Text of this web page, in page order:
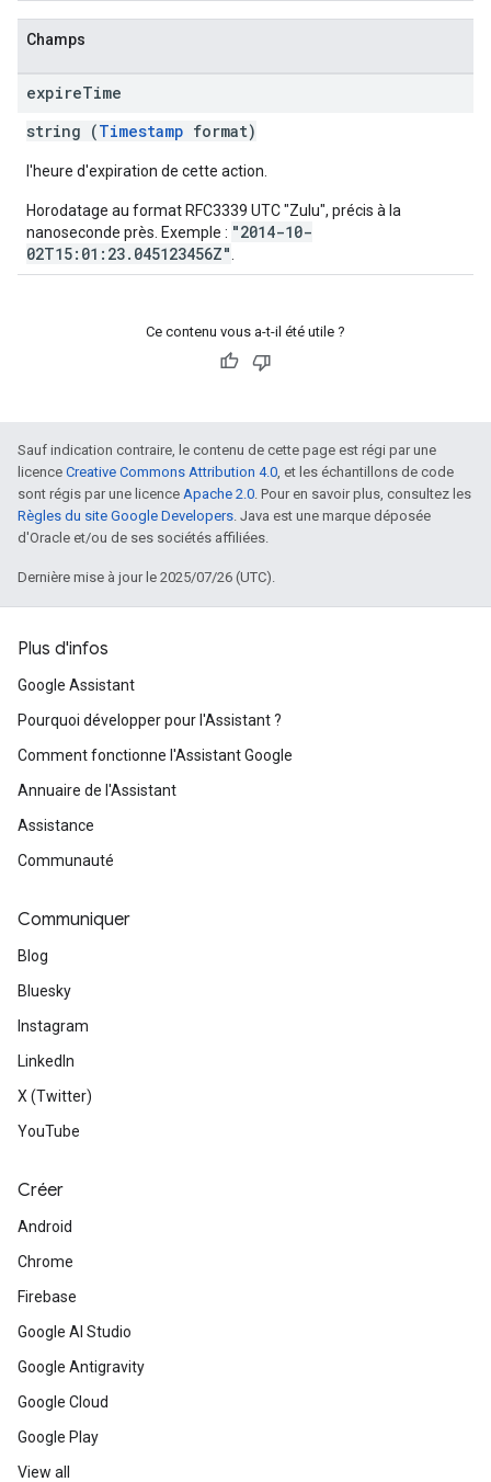
Champs
expireTime
string (Timestamp format)
l'heure d'expiration de cette action.
Horodatage au format RFC3339 UTC "Zulu", précis à la
nanoseconde près. Exemple : "2014-10-
02T15:01:23.045123456Z"
Ce contenu vous a-t-il été utile ?
Sauf indication contraire, le contenu de cette page est régi par une
licence Creative Commons Attribution 4.0, et les échantillons de code
sont régis par une licence Apache 2.0. Pour en savoir plus, consultez les
Règles du site Google Developers. Java est une marque déposée
d'Oracle et/ou de ses sociétés affiliées.
Dernière mise à jour le 2025/07/26 (UTC).
Plus d'infos
Google Assistant
Pourquoi développer pour l'Assistant ?
Comment fonctionne l'Assistant Google
Annuaire de l'Assistant
Assistance
Communauté
Communiquer
Blog
Bluesky
Instagram
LinkedIn
X (Twitter)
YouTube
Créer
Android
Chrome
Firebase
Google AI Studio
Google Antigravity
Google Cloud
Google Play
View all